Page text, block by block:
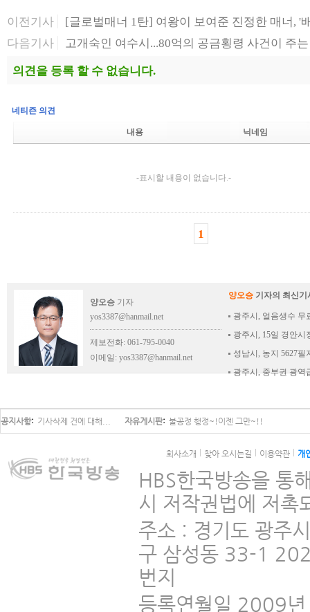
이전기사
[글로벌매너 1탄] 여왕이 보여준 진정한 매너, '
다음기사
고개숙인 여수시...80억의 공금횡령 사건이 주
의견을 등록 할 수 없습니다.
네티즌 의견
내용 닉네임
-표시할 내용이 없습니다.-
1
양오승 기자
yos3387@hanmail.net
제보전화: 061-795-0040
이메일: yos3387@hanmail.net
양오승 기자의 최신기
광주시, 얼음생수
광주시, 15일 경안
성남시, 농지 5627
광주시, 중부권 광
공지사항 기사삭제 건에 대해... 자유게시판 불공정 행정~!이젠 그만~!!
회사소개 찾아 오시는길 이용약관 개
HBS한국방송을 통
시 저작권법에 저촉
주소 : 경기도 광주
구 삼성동 33-1
번지
등록연월일 2009